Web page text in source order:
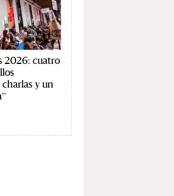
2026: cuatro
y un